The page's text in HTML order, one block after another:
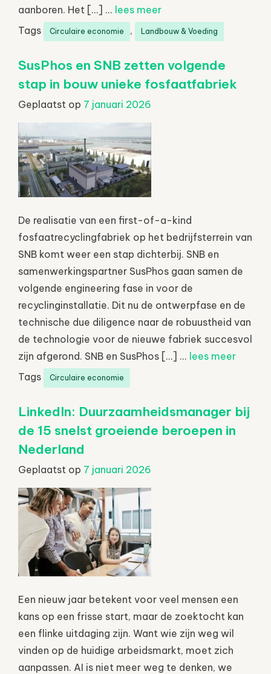
aanboren. Het […] ... lees meer
Tags
Circulaire economie , Landbouw & Voeding
SusPhos en SNB zetten volgende
stap in bouw unieke fosfaatfabriek
Geplaatst op 7 januari 2026
De realisatie van een first-of-a-kind
fosfaatrecyclingfabriek op het bedrijfsterrein van
SNB komt weer een stap dichterbij. SNB en
samenwerkingspartner SusPhos gaan samen de
volgende engineering fase in voor de
recyclinginstallatie. Dit nu de ontwerpfase en de
technische due diligence naar de robuustheid van
de technologie voor de nieuwe fabriek succesvol
zijn afgerond. SNB en SusPhos […] ... lees meer
Tags
Circulaire economie
LinkedIn: Duurzaamheidsmanager bij
de 15 snelst groeiende beroepen in
Nederland
Geplaatst op 7 januari 2026
Een nieuw jaar betekent voor veel mensen een
kans op een frisse start, maar de zoektocht kan
een flinke uitdaging zijn. Want wie zijn weg wil
vinden op de huidige arbeidsmarkt, moet zich
aanpassen. AI is niet meer weg te denken, we